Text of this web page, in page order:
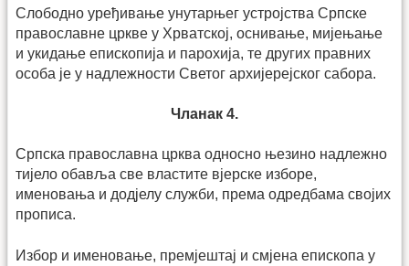
Слободно уређивање унутарњег устројства Српске
православне цркве у Хрватској, оснивање, мијењање
и укидање епископија и парохија, те других правних
особа је у надлежности Светог архијерејског сабора.
Чланак 4.
Српска православна црква односно њезино надлежно
тијело обавља све властите вјерске изборе,
именовања и додјелу служби, према одредбама својих
прописа.
Избор и именовање, премјештај и смјена епископа у